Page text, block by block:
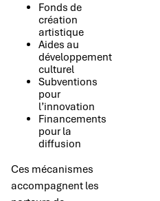
Fonds de
création
artistique
Aides au
développement
culturel
Subventions
pour
l’innovation
Financements
pour la
diffusion
Ces mécanismes
accompagnent les